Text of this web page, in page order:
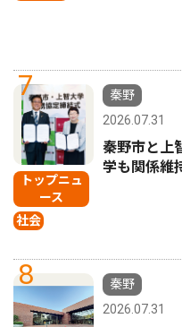
7
トップニュ
ース
社会
秦野
2026.07.31
秦野市と上
学も関係維
8
秦野
2026.07.31